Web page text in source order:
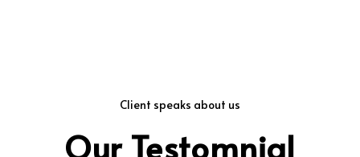
Client speaks about us
Our Testomnial